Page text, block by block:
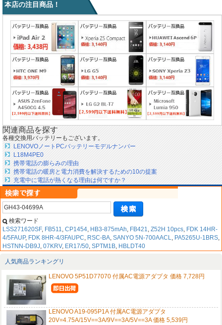
本店の注目商品！
関連商品を探す
各種交換用バッテリーもございます。
LENOVOノートPCバッテリーモデルナンバー
L18M4PE0
携帯電話の膨らみの理由
携帯電話の暖房と電力消費を解決するための10の提案
充電中に電話が熱くなる理由は何ですか？
検索ワード
LSS271620SF, FB511, CP1454, HB3-875mAh, FB421, Z52H 10pcs, FDK 14HR-
4/5FAUP, FDK 8HR-4/3FAUPC, RSC-BA, SANYO 5N-700AACL, PA5265U-1BRS,
HSTNN-DB9J, 07KRV, ER17/50, SPTM1B, HBLDT40
人気商品ランキングリ
LENOVO 5P51D77070 付属AC電源アダプタ 価格 7,728円
LENOVO A19-095P1A 付属AC電源アダプタ
20V=4.75A/15V==3A/9V==3A/5V==3A 価格 5,539円